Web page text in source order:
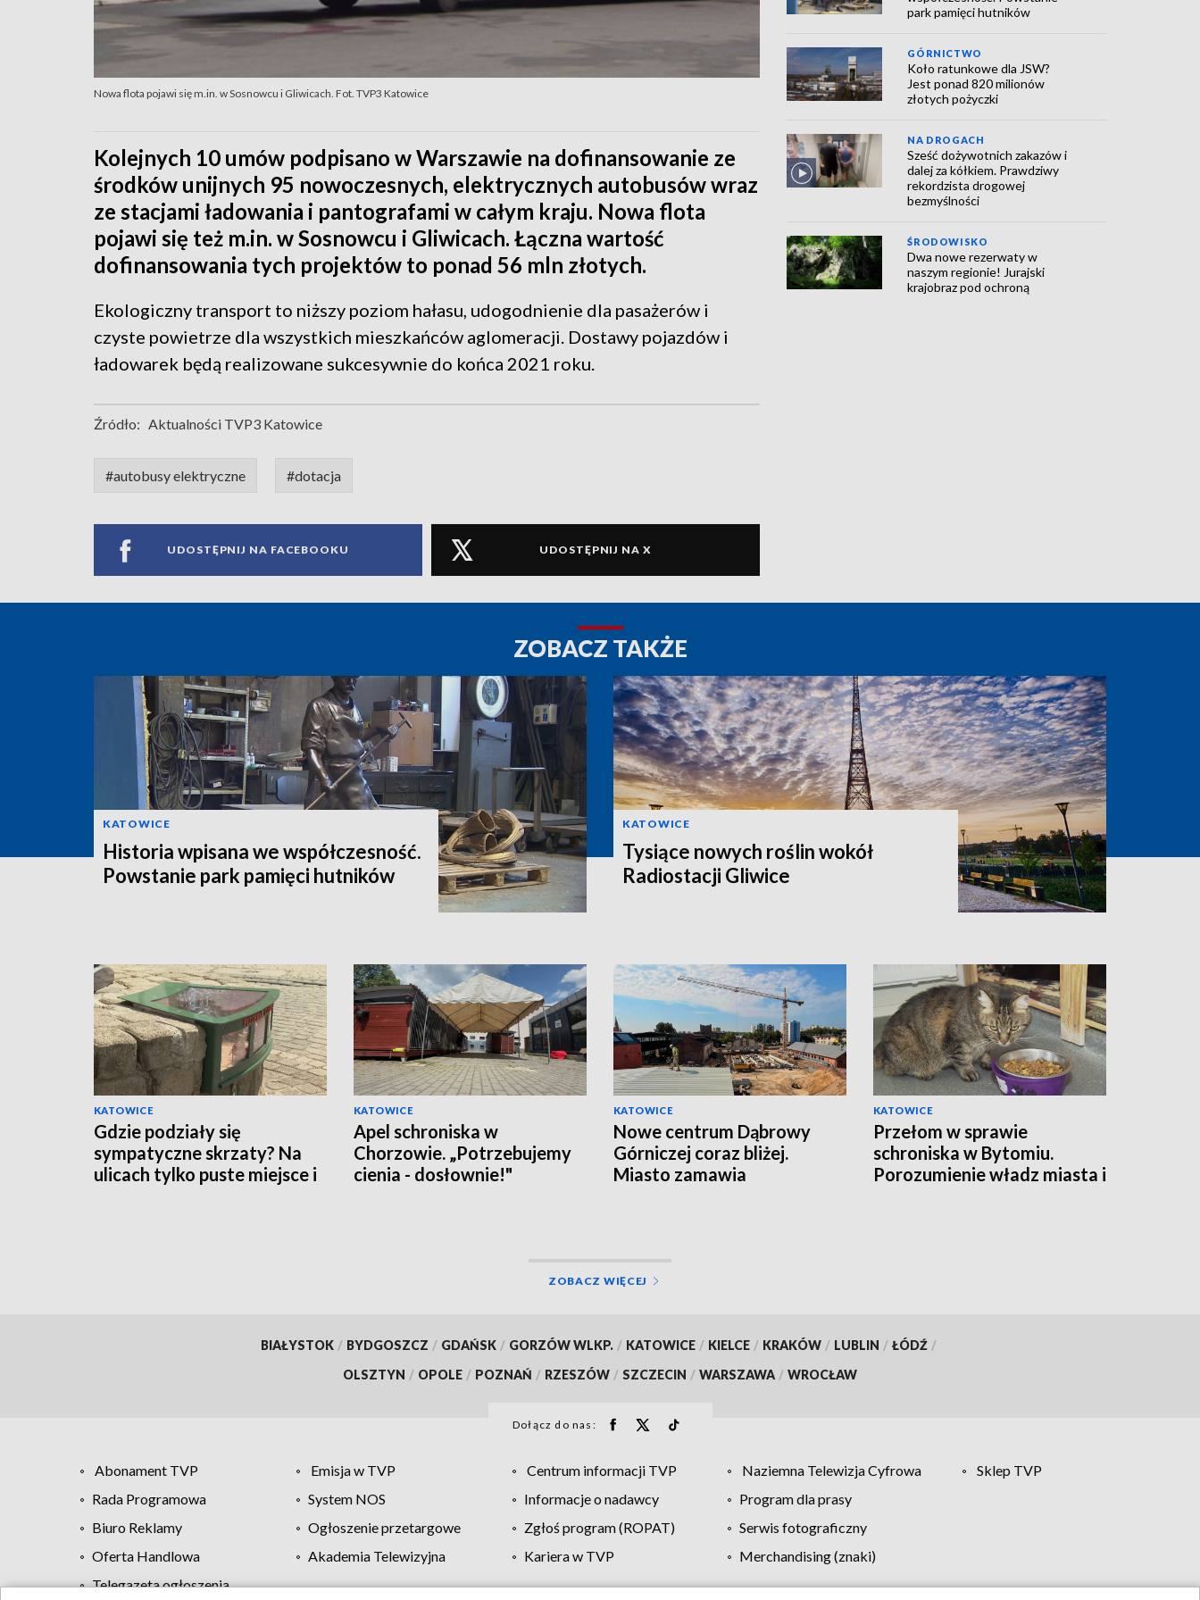
Nowa flota pojawi się m.in. w Sosnowcu i Gliwicach. Fot. TVP3 Katowice
Kolejnych 10 umów podpisano w Warszawie na dofinansowanie ze
środków unijnych 95 nowoczesnych, elektrycznych autobusów wraz
ze stacjami ładowania i pantografami w całym kraju. Nowa flota
pojawi się też m.in. w Sosnowcu i Gliwicach. Łączna wartość
dofinansowania tych projektów to ponad 56 mln złotych.
Ekologiczny transport to niższy poziom hałasu, udogodnienie dla pasażerów i
czyste powietrze dla wszystkich mieszkańców aglomeracji. Dostawy pojazdów i
ładowarek będą realizowane sukcesywnie do końca 2021 roku.
Źródło: Aktualności TVP3 Katowice
#autobusy elektryczne #dotacja
UDOSTĘPNIJ NA FACEBOOKU UDOSTĘPNIJ NA X
park pamięci hutników
GÓRNICTWO
Koło ratunkowe dla JSW?
Jest ponad 820 milionów
złotych pożyczki
NA DROGACH
Sześć dożywotnich zakazów i
dalej za kółkiem. Prawdziwy
rekordzista drogowej
bezmyślności
ŚRODOWISKO
Dwa nowe rezerwaty w
naszym regionie! Jurajski
krajobraz pod ochroną
ZOBACZ TAKŻE
KATOWICE
Historia wpisana we współczesność.
Powstanie park pamięci hutników
KATOWICE
Tysiące nowych roślin wokół
Radiostacji Gliwice
KATOWICE
Gdzie podziały się
sympatyczne skrzaty? Na
ulicach tylko puste miejsce i
KATOWICE
Apel schroniska w
Chorzowie. „Potrzebujemy
cienia - dosłownie!"
KATOWICE
Nowe centrum Dąbrowy
Górniczej coraz bliżej.
Miasto zamawia
KATOWICE
Przełom w sprawie
schroniska w Bytomiu.
Porozumienie władz miasta i
ZOBACZ WIĘCEJ
BIAŁYSTOK / BYDGOSZCZ / GDAŃSK / GORZÓW WLKP. / KATOWICE / KIELCE / KRAKÓW / LUBLIN / ŁÓDŹ /
OLSZTYN / OPOLE / POZNAŃ / RZESZÓW / SZCZECIN / WARSZAWA / WROCŁAW
Dołącz do nas:
Abonament TVP Emisja w TVP Centrum informacji TVP Naziemna Telewizja Cyfrowa
Sklep TVP
Rada Programowa
System NOS Informacje o nadawcy
Program dla prasy
Biuro Reklamy
Ogłoszenie przetargowe Zgłoś program (ROPAT)
Serwis fotograficzny
Oferta Handlowa
Akademia Telewizyjna Kariera w TVP
Merchandising (znaki)
Telegazeta ogłoszenia